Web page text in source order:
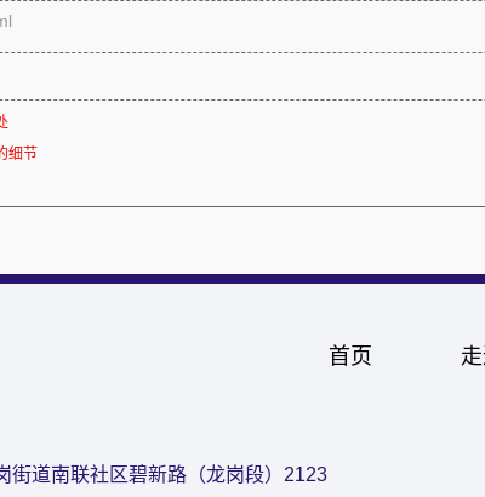
细节
首页
街道南联社区碧新路（龙岗段）2123